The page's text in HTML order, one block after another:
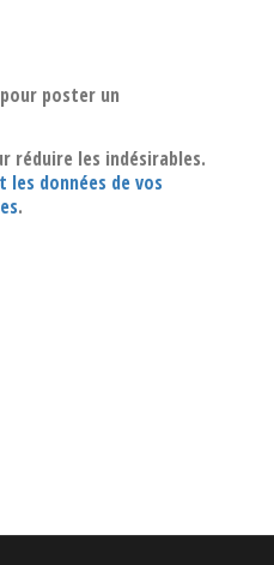
poster un
réduire les indésirables.
les données de vos
.